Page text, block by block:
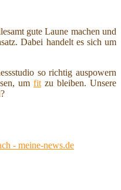
gute Laune machen und
Dabei handelt es sich um
so richtig auspowern
um fit zu bleiben. Unsere
- meine-news.de